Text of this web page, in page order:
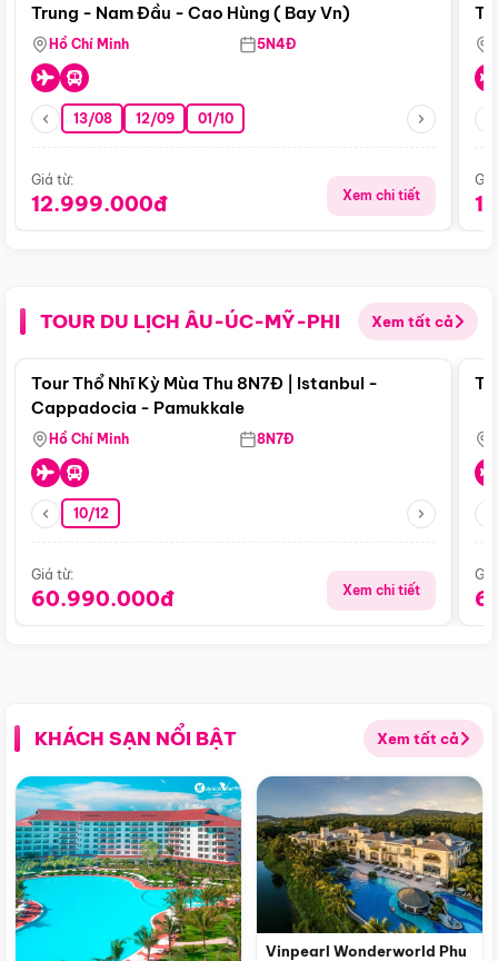
Trung - Nam Đầu - Cao Hùng ( Bay Vn)
Hồ Chí Minh 5N4Đ
13/08 12/09 01/10
Giá từ:
12.999.000đ Xem chi tiết
TOUR DU LỊCH ÂU-ÚC-MỸ-PHI Xem tất cả
Điểm nổi bật
Tour Thổ Nhĩ Kỳ Mùa Thu 8N7Đ | Istanbul -
Cappadocia - Pamukkale
Hồ Chí Minh 8N7Đ
10/12
Giá từ:
60.990.000đ Xem chi tiết
KHÁCH SẠN NỔI BẬT Xem tất cả
Vinpearl Wonderworld Phu